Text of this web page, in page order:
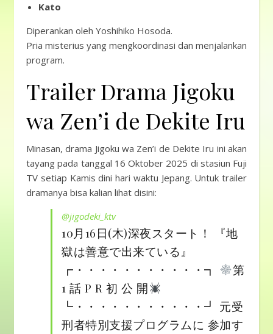
Kato
Diperankan oleh Yoshihiko Hosoda.
Pria misterius yang mengkoordinasi dan menjalankan
program.
Trailer Drama Jigoku
wa Zen’i de Dekite Iru
Minasan, drama Jigoku wa Zen’i de Dekite Iru ini akan
tayang pada tanggal 16 Oktober 2025 di stasiun Fuji
TV setiap Kamis dini hari waktu Jepang. Untuk trailer
dramanya bisa kalian lihat disini:
@jigodeki_ktv
10月16日(木)深夜スタート！ 『地
獄は善意で出来ている』
┏・・・・・・・・・・・┓
第
1 話 P R 初 公 開
┗・・・・・・・・・・・┛ 元受
刑者特別支援プログラムに 参加す